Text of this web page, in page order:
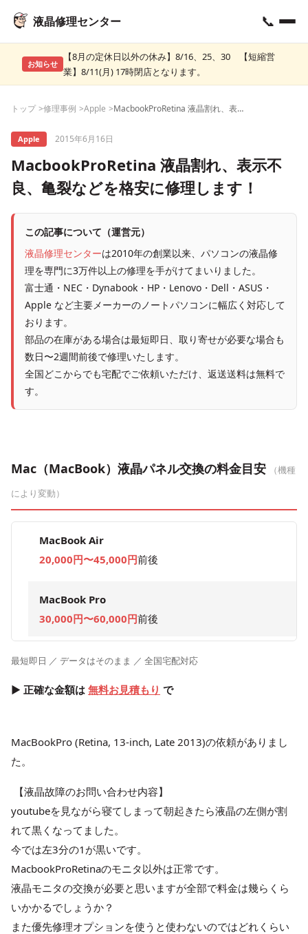
液晶修理センター 📞
お知らせ
【8月の定休日以外の休み】8/16、25、30 【短縮営
業】8/11(月) 17時閉店となります。
トップ 修理事例 Apple MacbookProRetina 液晶割れ、表示不良、亀裂などを格安に修理します！
Apple 2015年6月16日
MacbookProRetina 液晶割れ、表示不
良、亀裂などを格安に修理します！
この記事について（運営元）
液晶修理センターは2010年の創業以来、パソコンの液晶修
理を専門に3万件以上の修理を手がけてまいりました。
富士通・NEC・Dynabook・HP・Lenovo・Dell・ASUS・
Apple など主要メーカーのノートパソコンに幅広く対応して
おります。
部品の在庫がある場合は最短即日、取り寄せが必要な場合も
数日〜2週間前後で修理いたします。
全国どこからでも宅配でご依頼いただけ、返送送料は無料で
す。
Mac（MacBook）液晶パネル交換の料金目安
（機種
により変動）
MacBook Air
20,000円〜45,000円前後
MacBook Pro
30,000円〜60,000円前後
最短即日 ／ データはそのまま ／ 全国宅配対応
▶ 正確な金額は 無料お見積もり で
MacBookPro (Retina, 13-inch, Late 2013)の依頼がありまし
た。
【液晶故障のお問い合わせ内容】
youtubeを見ながら寝てしまって朝起きたら液晶の左側が割
れて黒くなってました。
今では左3分の1が黒いです。
MacbookProRetinaのモニタ以外は正常です。
液晶モニタの交換が必要と思いますが全部で料金は幾らくら
いかかるでしょうか？
また優先修理オプションを使うと使わないのではどれくらい